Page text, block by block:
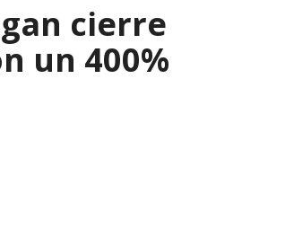
cierre
un 400%